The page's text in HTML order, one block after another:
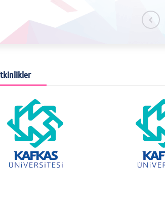
salonunda düzenlenen kahvaltı etkinliğinde bir araya
geldi. Etkinlik, öğrencilerin akademik süreçlere ilişkin
görüş ve beklentilerini öğretim üyeleriyle
paylaşmalarına, bölümün eğitim-öğretim faaliyetlerine
Bölümü olarak, öğrencilerimizin sosyal ve akademik
aralıklarla devam ettirilmesi planlanmaktadır.